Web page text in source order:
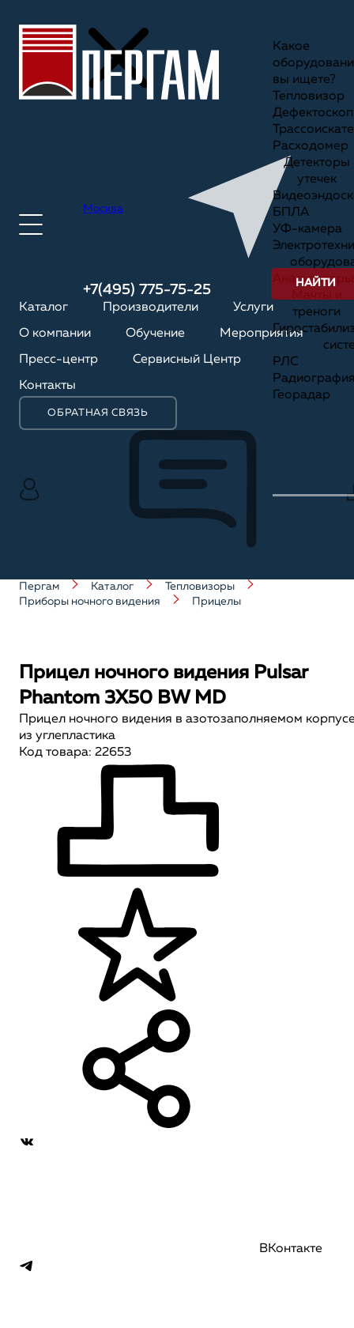
Москва
+7(495) 775-75-25
Каталог Производители Услуги
О компании Обучение Мероприятия
Пресс-центр Сервисный Центр
Контакты
ОБРАТНАЯ СВЯЗЬ
Какое
вы ищете?
Тепловизор
Дефектоскоп
Расходомер
Детекторы
утечек
БПЛА
УФ-камера
Анализаторы
треноги
РЛС
Георадар
НАЙТИ
Пергам Каталог
Тепловизоры
Приборы ночного видения
Прицелы
Прицел ночного видения Pulsar
Phantom 3X50 BW MD
Прицел ночного видения в азотозаполняемом
из углепластика
Код товара: 22653
ВКонтакте